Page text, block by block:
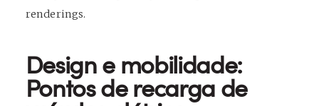
renderings.
Design e mobilidade:
Pontos de recarga de